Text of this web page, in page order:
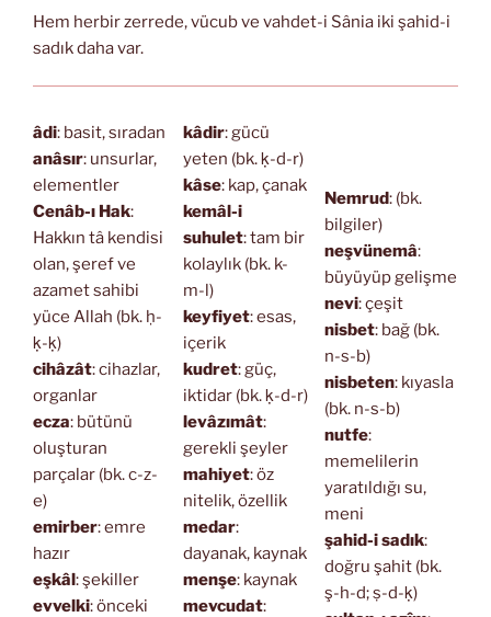
Hem herbir zerrede, vücub ve vahdet-i Sânia iki şahid-i
sadık daha var.
âdi: basit, sıradan
anâsır: unsurlar,
elementler
Cenâb-ı Hak:
Hakkın tâ kendisi
olan, şeref ve
azamet sahibi
yüce Allah (bk. ḥ-
ḳ-ḳ)
cihâzât: cihazlar,
organlar
ecza: bütünü
oluşturan
parçalar (bk. c-z-
e)
emirber: emre
hazır
eşkâl: şekiller
evvelki: önceki
kâdir: gücü
yeten (bk. ḳ-d-r)
kâse: kap, çanak
kemâl-i
suhulet: tam bir
kolaylık (bk. k-
m-l)
keyfiyet: esas,
içerik
kudret: güç,
iktidar (bk. ḳ-d-r)
levâzımât:
gerekli şeyler
mahiyet: öz
nitelik, özellik
medar:
dayanak, kaynak
menşe: kaynak
mevcudat:
Nemrud: (bk.
bilgiler)
neşvünemâ:
büyüyüp gelişme
nevi: çeşit
nisbet: bağ (bk.
n-s-b)
nisbeten: kıyasla
(bk. n-s-b)
nutfe:
memelilerin
yaratıldığı su,
meni
şahid-i sadık:
doğru şahit (bk.
ş-h-d; ṣ-d-ḳ)